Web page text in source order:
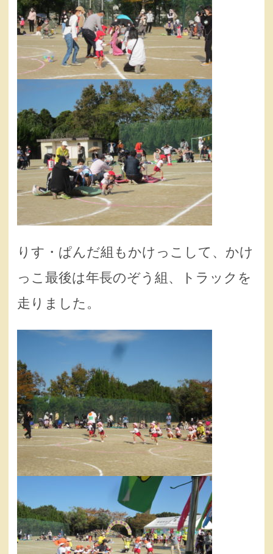
りす・ぱんだ組もかけっこして、かけ
っこ最後は年長のぞう組、トラックを
走りました。